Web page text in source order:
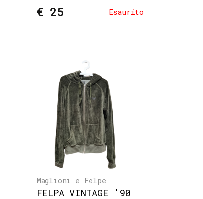
€ 25 Esaurito
Maglioni e Felpe
FELPA VINTAGE '90